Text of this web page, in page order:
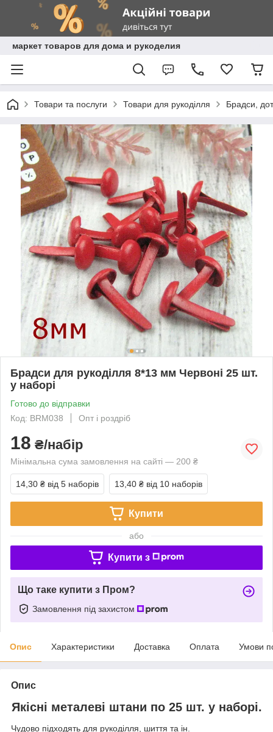
маркет товаров для дома и рукоделия
Товари та послуги Товари для рукоділля Брадси,
Брадси для рукоділля 8*13 мм Червоні 25 шт.
у наборі
Готово до відправки
Код: BRM038
Опт і роздріб
18 ₴/набір
Мінімальна сума замовлення на сайті — 200 ₴
14,30 ₴ від 5 наборів 13,40 ₴ від 10 наборів
Купити
або
Купити з
Що таке купити з Пром?
Замовлення під захистом
Опис Характеристики Доставка Оплата Умови
Опис
Якісні металеві штани по 25 шт. у наборі.
Чудово підходять для рукоділля, шиття та ін.